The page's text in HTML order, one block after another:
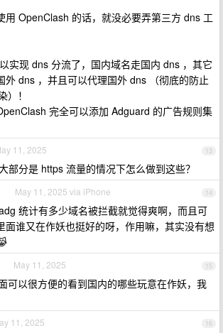
用 OpenClash 的话，就没必要弄第三方 dns 工
实现 dns 分流了，国内域名走国内 dns ，其它
外 dns ，并且可以代理国外 dns （彻底的防止
）！
完全可以添加 Adguard 的广告规则集
13
11, 2025
部分是 https 流量的情况下怎么做到这些？
14
May 11, 2025 via iPhone
统计有多少域名被拦截就觉得爽啊，而且可
面谁又在作妖也挺好的呀，作用嘛，其实没有想
15
May 11, 2025
可以很方便的看到国内的哪些玩意在作妖，我
16
11, 2025